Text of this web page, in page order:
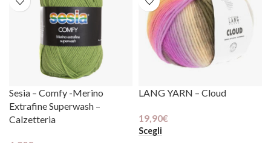
Sesia – Comfy -Merino
Extrafine Superwash –
Calzetteria
LANG YARN – Cloud
19,90€
Scegli